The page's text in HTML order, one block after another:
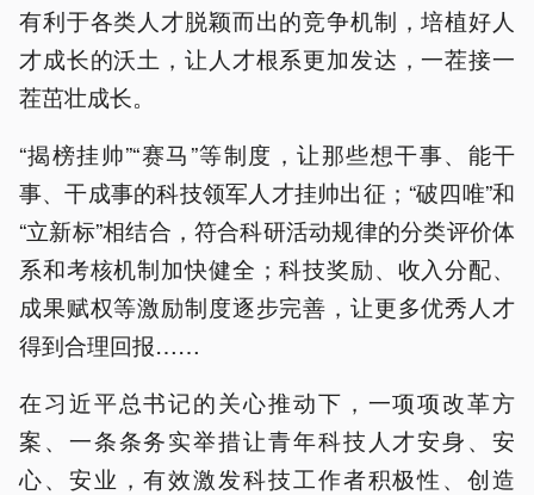
有利于各类人才脱颖而出的竞争机制，培植好人
才成长的沃土，让人才根系更加发达，一茬接一
茬茁壮成长。
“揭榜挂帅”“赛马”等制度，让那些想干事、能干
事、干成事的科技领军人才挂帅出征；“破四唯”和
“立新标”相结合，符合科研活动规律的分类评价体
系和考核机制加快健全；科技奖励、收入分配、
成果赋权等激励制度逐步完善，让更多优秀人才
得到合理回报……
在习近平总书记的关心推动下，一项项改革方
案、一条条务实举措让青年科技人才安身、安
心、安业，有效激发科技工作者积极性、创造